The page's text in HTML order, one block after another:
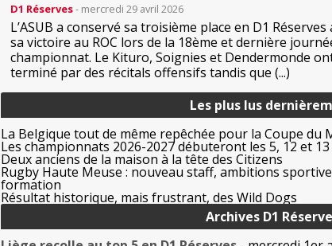
D1 Réserves- mercredi 29 avril 2026
L’ASUB a conservé sa troisième place en D1 Réserves
sa victoire au ROC lors de la 18ème et dernière
championnat. Le Kituro, Soignies et Dendermonde
terminé par des récitals offensifs tandis que (...)
Les plus lus
La Belgique tout de même repêchée pour la Coupe du
Les championnats 2026-2027 débuteront les 5, 12 et
Deux anciens de la maison à la tête des Citizens
Rugby Haute Meuse : nouveau staff, ambitions
formation
Résultat historique, mais frustrant, des Wild Dogs
Archives D1